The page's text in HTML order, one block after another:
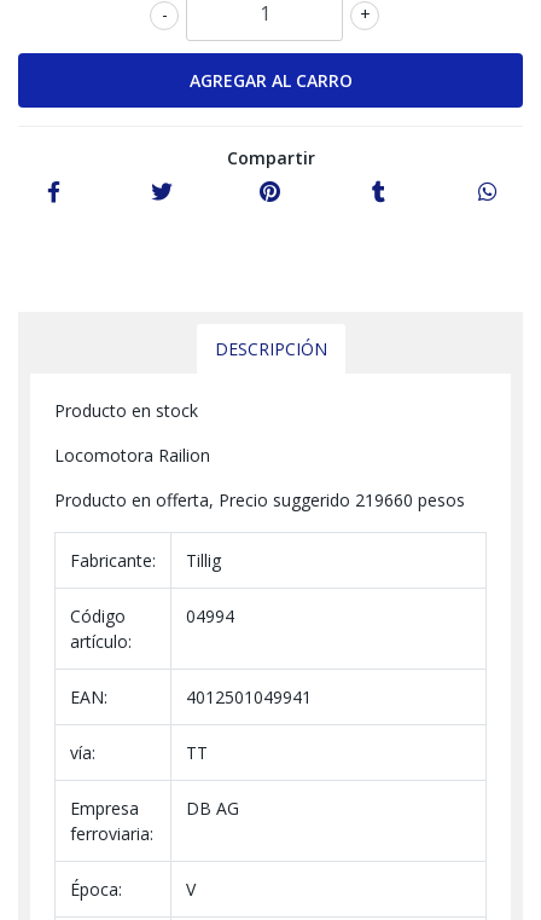
+
-
Compartir
DESCRIPCIÓN
Producto en stock
Locomotora Railion
Producto en offerta, Precio suggerido 219660 pesos
Fabricante: Tillig
Código
artículo:
04994
EAN: 4012501049941
vía: TT
Empresa
ferroviaria:
DB AG
Época: V